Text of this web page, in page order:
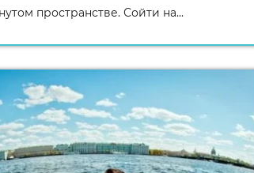
пространстве. Сойти на...